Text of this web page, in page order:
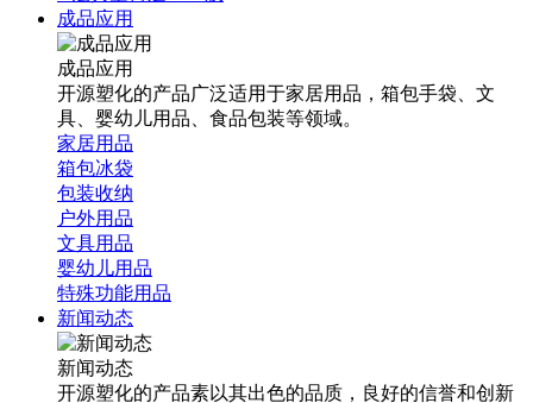
成品应用
成品应用
开源塑化的产品广泛适用于家居用品，箱包手袋、文
具、婴幼儿用品、食品包装等领域。
家居用品
箱包冰袋
包装收纳
户外用品
文具用品
婴幼儿用品
特殊功能用品
新闻动态
新闻动态
开源塑化的产品素以其出色的品质，良好的信誉和创新